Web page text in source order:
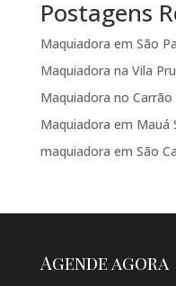
Postagens
Maquiadora em São
Maquiadora na Vila
Maquiadora no Carrão
Maquiadora em Mauá
maquiadora em São
Agende agora